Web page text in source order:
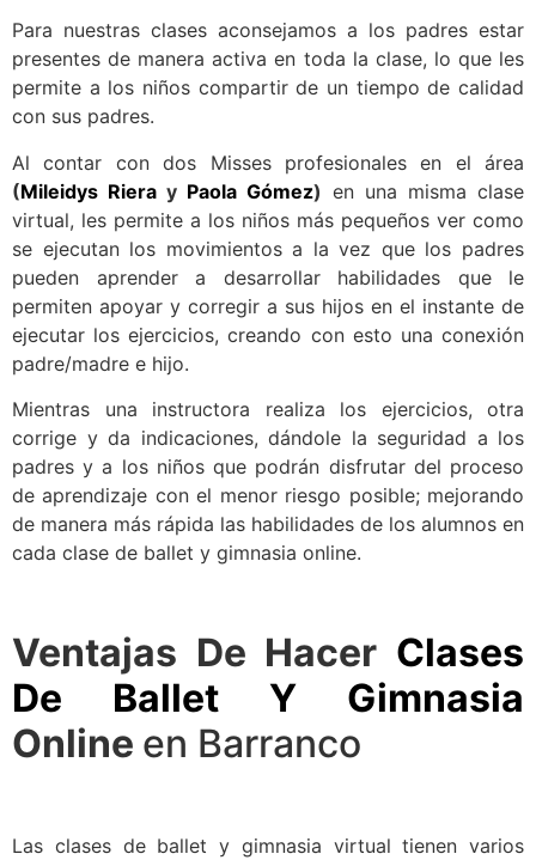
Para nuestras clases aconsejamos a los padres estar
presentes de manera activa en toda la clase, lo que les
permite a los niños compartir de un tiempo de calidad
con sus padres.
Al contar con dos Misses profesionales en el área
(Mileidys Riera y Paola Gómez) en una misma clase
virtual, les permite a los niños más pequeños ver como
se ejecutan los movimientos a la vez que los padres
pueden aprender a desarrollar habilidades que le
permiten apoyar y corregir a sus hijos en el instante de
ejecutar los ejercicios, creando con esto una conexión
padre/madre e hijo.
Mientras una instructora realiza los ejercicios, otra
corrige y da indicaciones, dándole la seguridad a los
padres y a los niños que podrán disfrutar del proceso
de aprendizaje con el menor riesgo posible; mejorando
de manera más rápida las habilidades de los alumnos en
cada clase de ballet y gimnasia online.
Ventajas De Hacer Clases
De Ballet Y Gimnasia
Online en Barranco
Las clases de ballet y gimnasia virtual tienen varios